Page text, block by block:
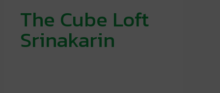
The Cube Loft
Srinakarin